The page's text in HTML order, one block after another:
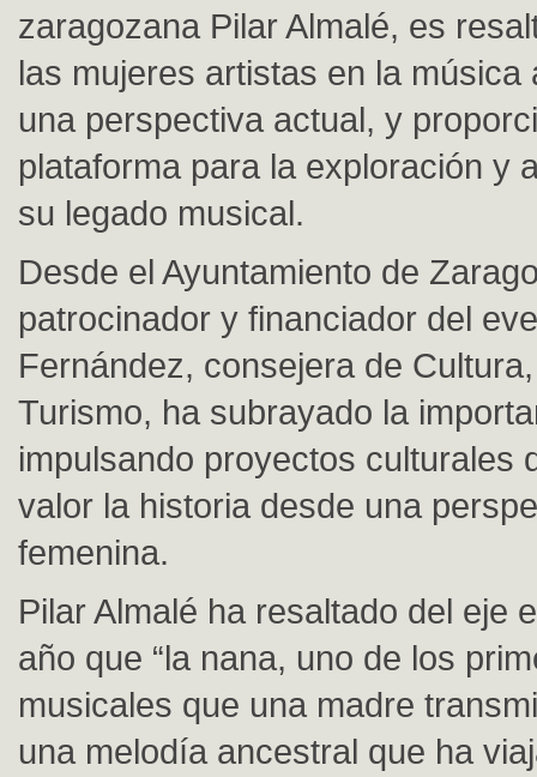
zaragozana Pilar Almalé, es
las mujeres artistas en la música
una perspectiva actual, y
plataforma para la exploración y
su legado musical.
Desde el Ayuntamiento de
patrocinador y financiador del
Fernández, consejera de
Turismo, ha subrayado la
impulsando proyectos culturales
valor la historia desde una
femenina.
Pilar Almalé ha resaltado del eje
año que “la nana, uno de los
musicales que una madre
una melodía ancestral que ha